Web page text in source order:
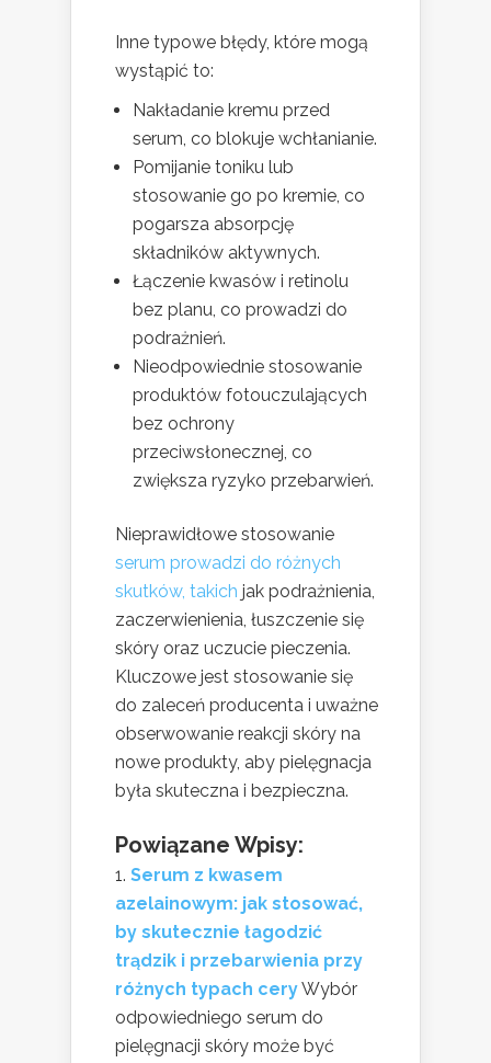
Inne typowe błędy, które mogą
wystąpić to:
Nakładanie kremu przed
serum, co blokuje wchłanianie.
Pomijanie toniku lub
stosowanie go po kremie, co
pogarsza absorpcję
składników aktywnych.
Łączenie kwasów i retinolu
bez planu, co prowadzi do
podrażnień.
Nieodpowiednie stosowanie
produktów fotouczulających
bez ochrony
przeciwsłonecznej, co
zwiększa ryzyko przebarwień.
Nieprawidłowe stosowanie
serum prowadzi do różnych
skutków, takich jak podrażnienia,
zaczerwienienia, łuszczenie się
skóry oraz uczucie pieczenia.
Kluczowe jest stosowanie się
do zaleceń producenta i uważne
obserwowanie reakcji skóry na
nowe produkty, aby pielęgnacja
była skuteczna i bezpieczna.
Powiązane Wpisy:
Serum z kwasem
azelainowym: jak stosować,
by skutecznie łagodzić
trądzik i przebarwienia przy
różnych typach ceryWybór
odpowiedniego serum do
pielęgnacji skóry może być